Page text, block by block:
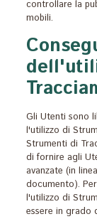
controllare la
mobili.
Gli Utenti sono
l'utilizzo di
Strumenti di
di fornire agli
avanzate (in
documento).
l'utilizzo di
essere in grado